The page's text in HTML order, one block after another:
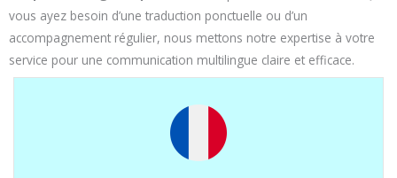
vous ayez besoin d’une traduction ponctuelle ou d’un
accompagnement régulier, nous mettons notre expertise à votre
service pour une communication multilingue claire et efficace.